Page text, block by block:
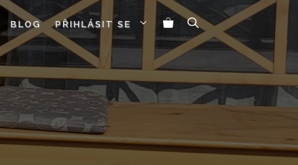
BLOG PŘIHLÁSIT SE